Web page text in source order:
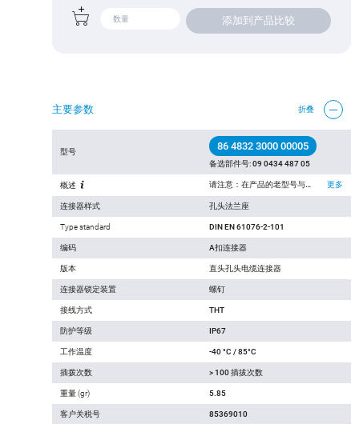
添加到产品比较
主要参数 折叠
型号 86 4832 3000 00005
备选部件号:09 0434 487 05
概述 请注意：在产品的老型号与新型号转换过程中， 技术规格上可能有微小的变化，详细情况请联系我们的客户，联系方式见网站右上方“联系我们”. 更多
连接器样式 孔头法兰座
Type standard DIN EN 61076-2-101
编码 A扣连接器
版本 直头孔头电缆连接器
连接器锁定装置 螺钉
接线方式 THT
防护等级 IP67
工作温度 -40 °C / 85°C
插拨次数 > 100 插拔次数
重量 (gr) 5.85
客户关税号 85369010